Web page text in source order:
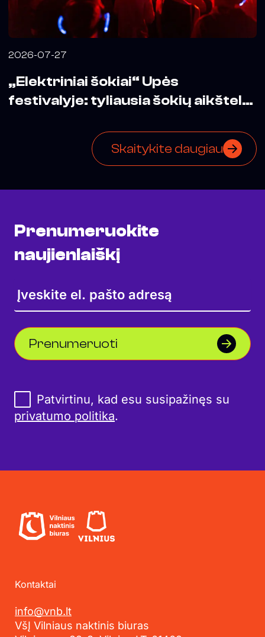
2026-07-27
„Elektriniai šokiai“ Upės
festivalyje: tyliausia šokių aikštelė
Skaitykite daugiau
Prenumeruokite
naujienlaiškį
Prenumeruoti
Patvirtinu, kad esu susipažinęs su
privatumo politika.
Kontaktai
info@vnb.lt
VšĮ Vilniaus naktinis biuras